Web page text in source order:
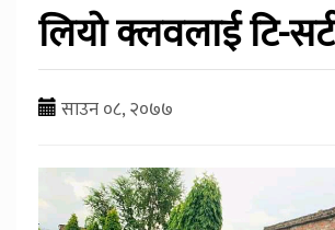
लियो क्लवलाई टि-सर्ट
साउन ०८, २०७७